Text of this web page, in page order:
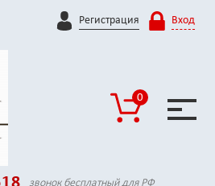
Регистрация Вход
0
звонок бесплатный для РФ